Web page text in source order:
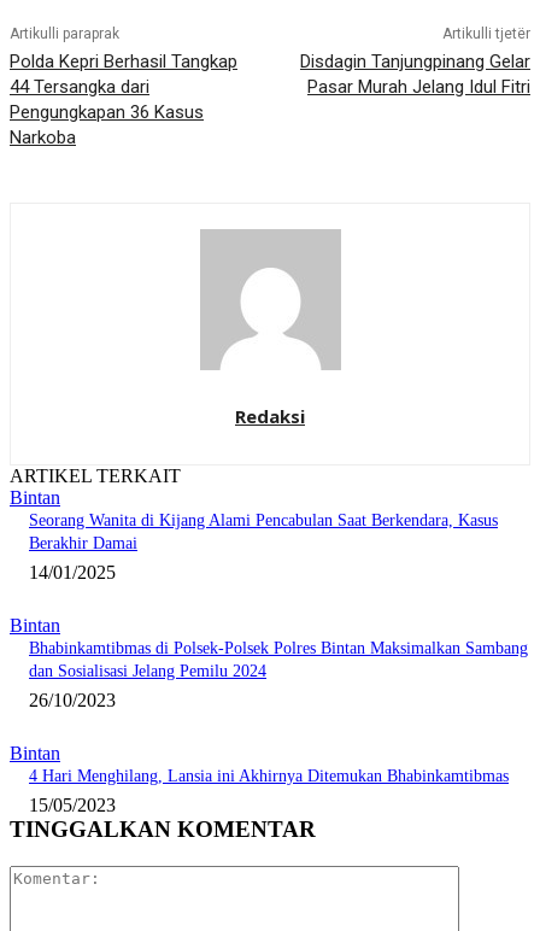
Artikulli paraprak
Polda Kepri Berhasil Tangkap
44 Tersangka dari
Pengungkapan 36 Kasus
Narkoba
Artikulli tjetër
Disdagin Tanjungpinang Gelar
Pasar Murah Jelang Idul Fitri
Redaksi
ARTIKEL TERKAIT
Bintan
Seorang Wanita di Kijang Alami Pencabulan Saat Berkendara, Kasus
Berakhir Damai
14/01/2025
Bintan
Bhabinkamtibmas di Polsek-Polsek Polres Bintan Maksimalkan Sambang
dan Sosialisasi Jelang Pemilu 2024
26/10/2023
Bintan
4 Hari Menghilang, Lansia ini Akhirnya Ditemukan Bhabinkamtibmas
15/05/2023
TINGGALKAN KOMENTAR